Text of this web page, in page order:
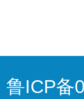
鲁ICP备